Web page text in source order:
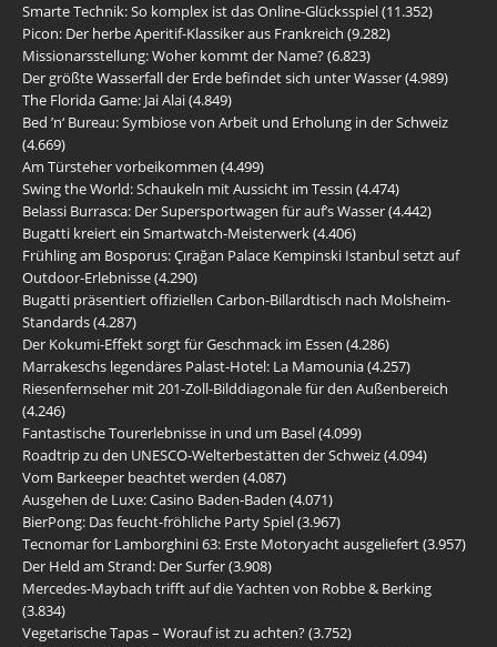
Smarte Technik: So komplex ist das Online-Glücksspiel(11.352)
Picon: Der herbe Aperitif-Klassiker aus Frankreich (9.282)
Missionarsstellung: Woher kommt der Name?(6.823)
Der größte Wasserfall der Erde befindet sich unter Wasser(4.989)
The Florida Game: Jai Alai(4.849)
Bed ’n‘ Bureau: Symbiose von Arbeit und Erholung in der Schweiz
(4.669)
Am Türsteher vorbeikommen (4.499)
Swing the World: Schaukeln mit Aussicht im Tessin (4.474)
Belassi Burrasca: Der Supersportwagen für auf’s Wasser(4.442)
Bugatti kreiert ein Smartwatch-Meisterwerk(4.406)
Frühling am Bosporus: Çırağan Palace Kempinski Istanbul setzt auf
Outdoor-Erlebnisse(4.290)
Bugatti präsentiert offiziellen Carbon-Billardtisch nach Molsheim-
Standards(4.287)
Der Kokumi-Effekt sorgt für Geschmack im Essen (4.286)
Marrakeschs legendäres Palast-Hotel: La Mamounia(4.257)
Riesenfernseher mit 201-Zoll-Bilddiagonale für den Außenbereich
(4.246)
Fantastische Tourerlebnisse in und um Basel(4.099)
Roadtrip zu den UNESCO-Welterbestätten der Schweiz(4.094)
Vom Barkeeper beachtet werden (4.087)
Ausgehen de Luxe: Casino Baden-Baden (4.071)
BierPong: Das feucht-fröhliche Party Spiel(3.967)
Tecnomar for Lamborghini 63: Erste Motoryacht ausgeliefert(3.957)
Der Held am Strand: Der Surfer(3.908)
Mercedes-Maybach trifft auf die Yachten von Robbe & Berking
(3.834)
Vegetarische Tapas – Worauf ist zu achten?(3.752)